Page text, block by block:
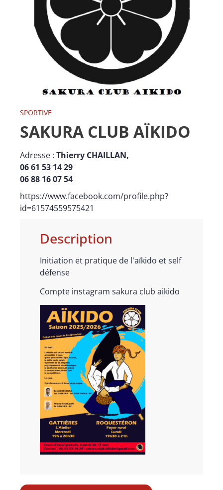
SPORTIVE
SAKURA CLUB AÏKIDO
Adresse : Thierry CHAILLAN,
06 61 53 14 29
06 88 16 07 54
https://www.facebook.com/profile.php?
id=61574559575421
Description
Initiation et pratique de l'aïkido et self
défense
Compte instagram sakura club aikido